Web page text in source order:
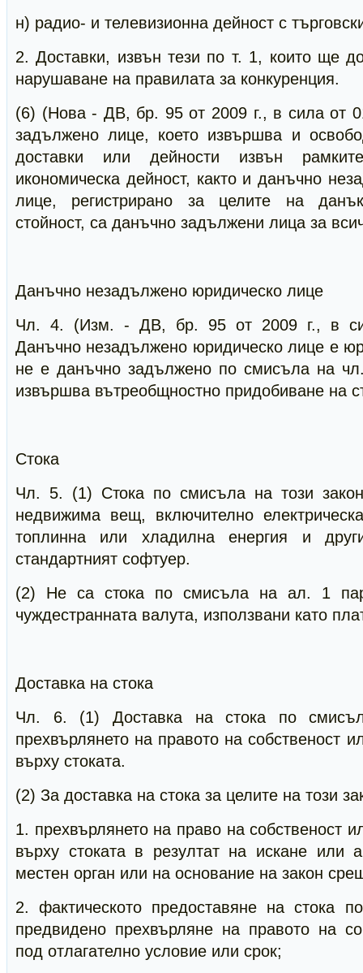
н) радио- и телевизионна дейност с
2. Доставки, извън тези по т. 1, които ще
нарушаване на правилата за конкуренция.
(6) (Нова - ДВ, бр. 95 от 2009 г., в сила от
задължено лице, което извършва и
доставки или дейности извън
икономическа дейност, както и данъчно
лице, регистрирано за целите на
стойност, са данъчно задължени лица за
Данъчно незадължено юридическо лице
Чл. 4. (Изм. - ДВ, бр. 95 от 2009 г., в
Данъчно незадължено юридическо лице е
не е данъчно задължено по смисъла на
извършва вътреобщностно придобиване на
Стока
Чл. 5. (1) Стока по смисъла на този
недвижима вещ, включително
топлинна или хладилна енергия и
стандартният софтуер.
(2) Не са стока по смисъла на ал. 1
чуждестранната валута, използвани като
Доставка на стока
Чл. 6. (1) Доставка на стока по
прехвърлянето на правото на собственост
върху стоката.
(2) За доставка на стока за целите на този
1. прехвърлянето на право на собственост
върху стоката в резултат на искане или
местен орган или на основание на закон
2. фактическото предоставяне на стока
предвидено прехвърляне на правото на
под отлагателно условие или срок;